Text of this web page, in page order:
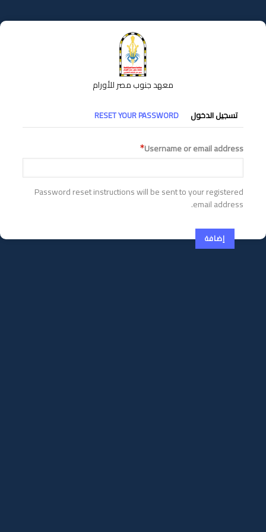
إلى
المحتوى
معهد جنوب مصر للأورام
التبويبات
الأساسية
تسجيل الدخول RESET YOUR PASSWORD
Username or email address
Password reset instructions will be sent to your registered
email address.